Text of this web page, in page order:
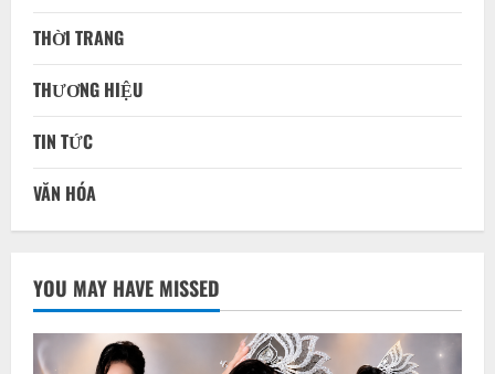
THỜI TRANG
THƯƠNG HIỆU
TIN TỨC
VĂN HÓA
YOU MAY HAVE MISSED